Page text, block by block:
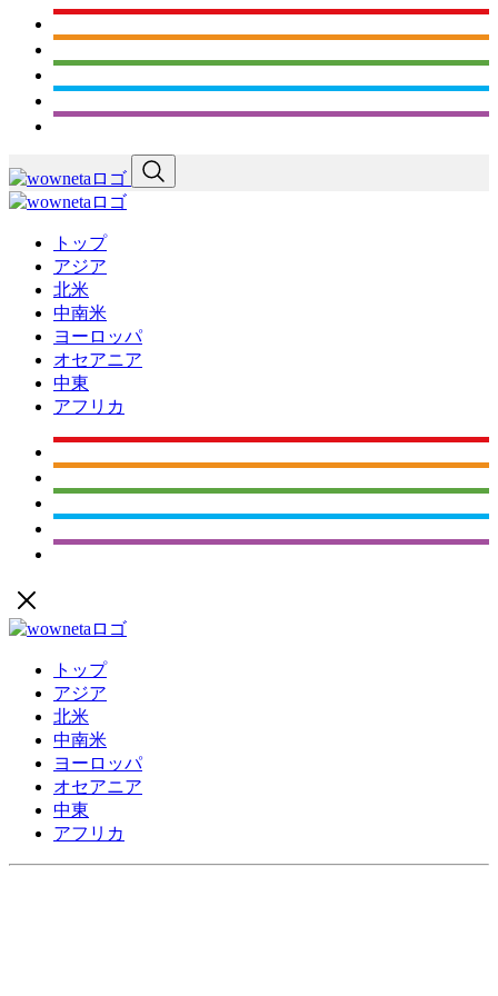
トップ
アジア
北米
中南米
ヨーロッパ
オセアニア
中東
アフリカ
トップ
アジア
北米
中南米
ヨーロッパ
オセアニア
中東
アフリカ